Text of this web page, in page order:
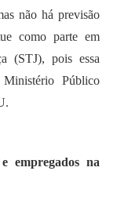
não há previsão
como parte em
(STJ), pois essa
Público
empregados na